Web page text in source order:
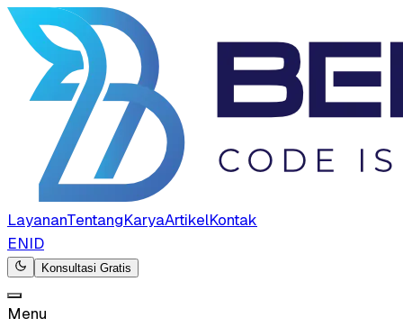
LayananTentangKaryaArtikelKontak
ENID
Konsultasi Gratis
Menu